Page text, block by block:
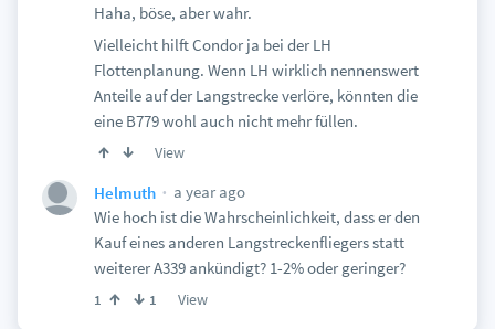
Haha, böse, aber wahr.
Vielleicht hilft Condor ja bei der LH
Flottenplanung. Wenn LH wirklich nennenswert
Anteile auf der Langstrecke verlöre, könnten die
eine B779 wohl auch nicht mehr füllen.
View
Helmuth
a year ago
Wie hoch ist die Wahrscheinlichkeit, dass er den
Kauf eines anderen Langstreckenfliegers statt
weiterer A339 ankündigt? 1-2% oder geringer?
1 1 View